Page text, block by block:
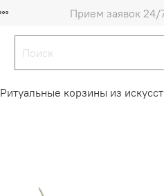
Прием заявок 24/
Ритуальные корзины из